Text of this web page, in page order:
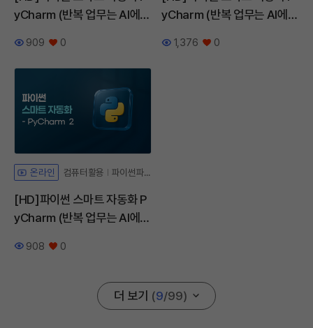
yCharm (반복 업무는 AI에게
조회수
909
좋아요
0
yCharm (반복 업무는 AI에게
조회수
1,376
좋아요
0
온라인 컴퓨터활용 파이썬파일읽기
[HD]파이썬 스마트 자동화 P
yCharm (반복 업무는 AI에게
조회수
908
좋아요
0
더 보기 (9/99)